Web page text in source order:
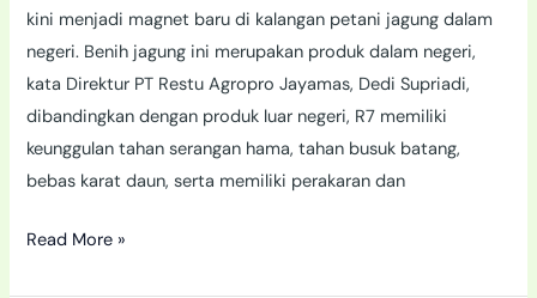
kini menjadi magnet baru di kalangan petani jagung dalam
negeri. Benih jagung ini merupakan produk dalam negeri,
kata Direktur PT Restu Agropro Jayamas, Dedi Supriadi,
dibandingkan dengan produk luar negeri, R7 memiliki
keunggulan tahan serangan hama, tahan busuk batang,
bebas karat daun, serta memiliki perakaran dan
Read More »